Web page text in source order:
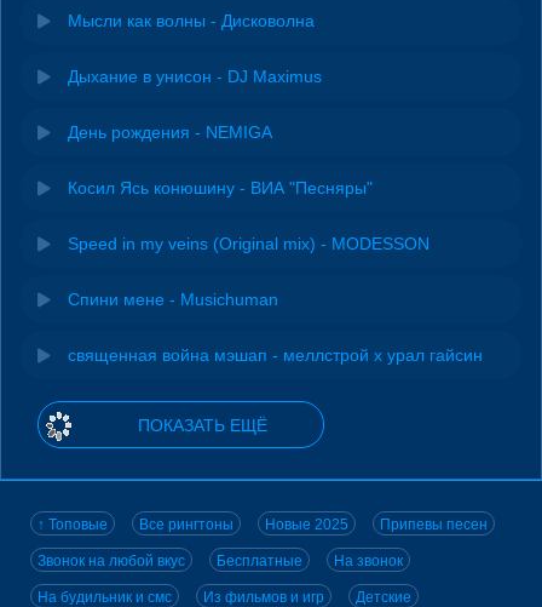
Мысли как волны - Дисковолна
Дыхание в унисон - DJ Maximus
День рождения - NEMIGA
Косил Ясь конюшину - ВИА "Песняры"
Speed in my veins (Original mix) - MODESSON
Спини мене - Musichuman
священная война мэшап - меллстрой х урал гайсин
ПОКАЗАТЬ ЕЩЁ
↑ Топовые Все рингтоны Новые 2025 Припевы песен
Звонок на любой вкус Бесплатные На звонок
На будильник и смс Из фильмов и игр Детские